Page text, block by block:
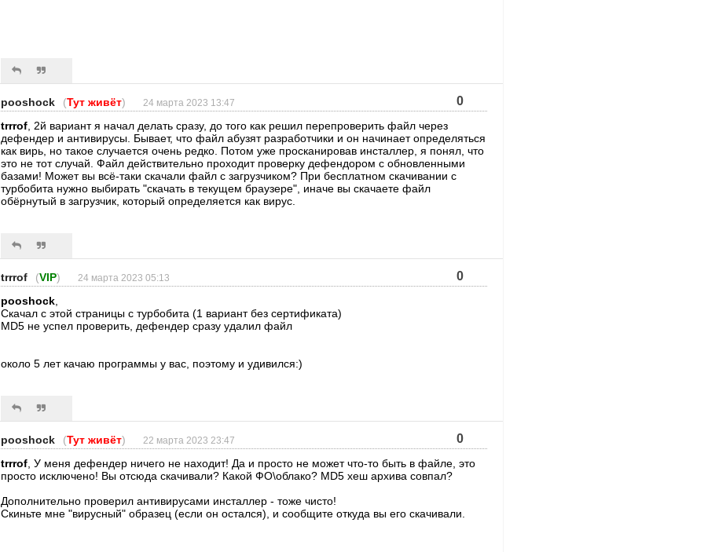
pooshock (Тут живёт) 24 марта 2023 13:47 0
trrrof , 2й вариант я начал делать сразу, до того как решил перепроверить файл через
дефендер и антивирусы. Бывает, что файл абузят разработчики и он начинает определяться
как вирь, но такое случается очень редко. Потом уже просканировав инсталлер, я понял, что
это не тот случай. Файл действительно проходит проверку дефендором с обновленными
базами! Может вы всё-таки скачали файл с загрузчиком? При бесплатном скачивании с
турбобита нужно выбирать "скачать в текущем браузере", иначе вы скачаете файл
обёрнутый в загрузчик, который определяется как вирус.
trrrof (VIP) 24 марта 2023 05:13 0
pooshock
Скачал с этой страницы с турбобита (1 вариант без сертификата)
MD5 не успел проверить, дефендер сразу удалил файл
около 5 лет качаю программы у вас, поэтому и удивился:)
pooshock (Тут живёт) 22 марта 2023 23:47 0
trrrof , У меня дефендер ничего не находит! Да и просто не может что-то быть в файле, это
просто исключено! Вы отсюда скачивали? Какой ФО\облако? MD5 хеш архива совпал?
Дополнительно проверил антивирусами инсталлер - тоже чисто!
Скиньте мне "вирусный" образец (если он остался), и сообщите откуда вы его скачивали.